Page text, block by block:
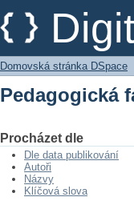
Pedagogická
Domovská stránka DSpace
Pedagogická
Procházet dle
Dle data publikování
Autoři
Názvy
Klíčová slova